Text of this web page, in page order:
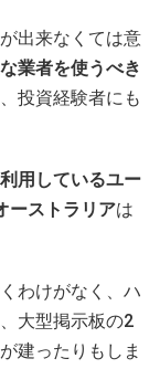
出来なくては意
業者を使うべき
投資経験者にも
用しているユー
ーストラリアは
わけがなく、ハ
大型掲示板の2
建ったりもしま